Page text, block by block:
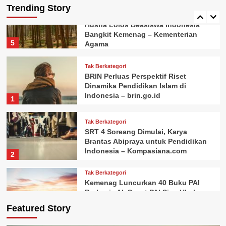
Trending Story
5
Husna Lolos Beasiswa Indonesia
Bangkit Kemenag – Kementerian
Agama
1
Tak Berkategori
BRIN Perluas Perspektif Riset
Dinamika Pendidikan Islam di
Indonesia – brin.go.id
2
Tak Berkategori
SRT 4 Soreang Dimulai, Karya
Brantas Abipraya untuk Pendidikan
Indonesia – Kompasiana.com
3
Tak Berkategori
Kemenag Luncurkan 40 Buku PAI
Berbasis AI, Smart PAI Siap Ubah
Featured Story